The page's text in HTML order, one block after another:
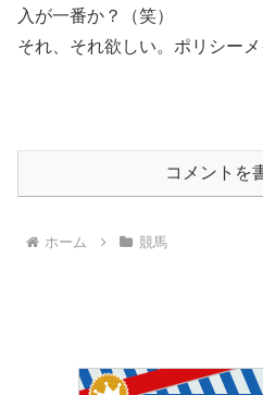
入が一番か？（笑）
それ、それ欲しい。ポリシー
コメントを
ホーム 競馬